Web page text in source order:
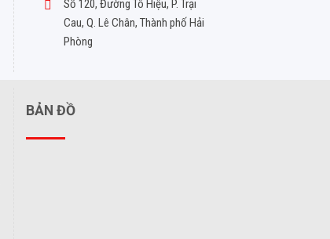
Số 120, Đường Tô Hiệu, P. Trại
Cau, Q. Lê Chân, Thành phố Hải
Phòng
BẢN ĐỒ